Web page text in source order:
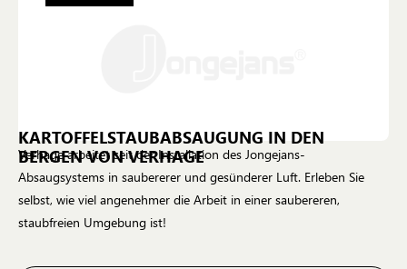
KARTOFFELSTAUBABSAUGUNG IN DEN
BERGEN VON VERHAGE
Verhage arbeitet seit der Installation des Jongejans-
Absaugsystems in saubererer und gesünderer Luft. Erleben Sie
selbst, wie viel angenehmer die Arbeit in einer saubereren,
staubfreien Umgebung ist!